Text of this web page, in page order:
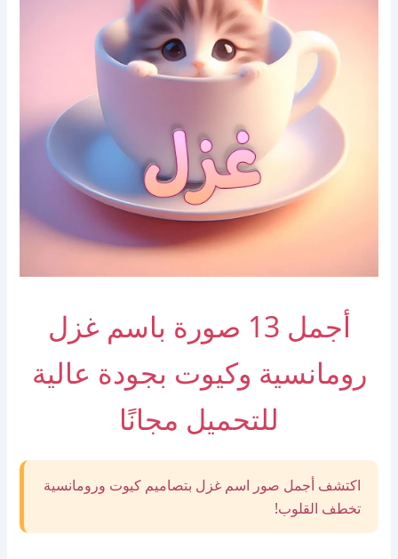
أجمل 13 صورة باسم غزل
رومانسية وكيوت بجودة عالية
للتحميل مجانًا
اكتشف أجمل صور اسم غزل بتصاميم كيوت ورومانسية
تخطف القلوب!